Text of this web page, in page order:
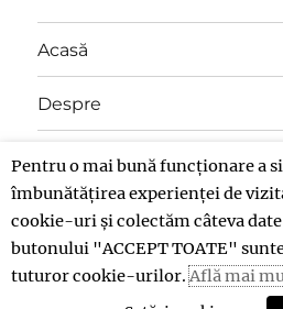
Acasă
Despre
Contact
Donații
Insolent Politică de
mândrie de WordPress
Pentru o mai bună funcționare a
îmbunătățirea experienței de
cookie-uri și colectăm câteva
butonului "ACCEPT TOATE"
tuturor cookie-urilor.Află mai